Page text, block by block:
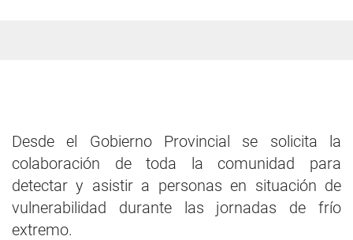
Desde el Gobierno Provincial se solicita la
colaboración de toda la comunidad para
detectar y asistir a personas en situación de
vulnerabilidad durante las jornadas de frío
extremo.